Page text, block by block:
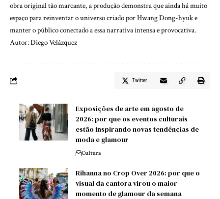
obra original tão marcante, a produção demonstra que ainda há muito
espaço para reinventar o universo criado por Hwang Dong-hyuk e
manter o público conectado a essa narrativa intensa e provocativa.
Autor: Diego Velázquez
Twitter
Exposições de arte em agosto de
2026: por que os eventos culturais
estão inspirando novas tendências de
moda e glamour
Cultura
Rihanna no Crop Over 2026: por que o
visual da cantora virou o maior
momento de glamour da semana